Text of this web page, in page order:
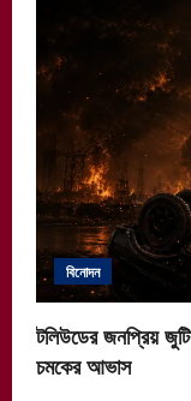
বিনোদন
টলিউডের জনপ্রিয়
চমকের আভাস